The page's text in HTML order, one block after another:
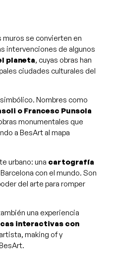
muros se convierten en
intervenciones de algunos
planeta, cuyas obras han
ciudades culturales del
Nombres como
o Francesc Punsola
monumentales que
a BesArt al mapa
urbano: una cartografía
con el mundo. Son
del arte para romper
una experiencia
interactivas con
making of y